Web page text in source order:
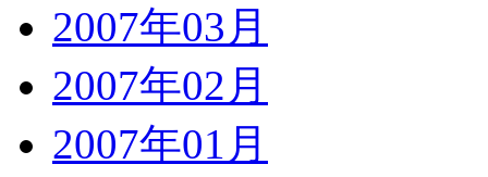
2007年03月
2007年02月
2007年01月